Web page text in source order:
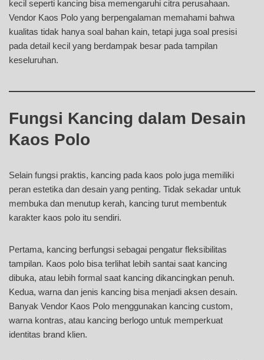
kecil seperti kancing bisa memengaruhi citra perusahaan.
Vendor Kaos Polo yang berpengalaman memahami bahwa
kualitas tidak hanya soal bahan kain, tetapi juga soal presisi
pada detail kecil yang berdampak besar pada tampilan
keseluruhan.
Fungsi Kancing dalam Desain
Kaos Polo
Selain fungsi praktis, kancing pada kaos polo juga memiliki
peran estetika dan desain yang penting. Tidak sekadar untuk
membuka dan menutup kerah, kancing turut membentuk
karakter kaos polo itu sendiri.
Pertama, kancing berfungsi sebagai pengatur fleksibilitas
tampilan. Kaos polo bisa terlihat lebih santai saat kancing
dibuka, atau lebih formal saat kancing dikancingkan penuh.
Kedua, warna dan jenis kancing bisa menjadi aksen desain.
Banyak Vendor Kaos Polo menggunakan kancing custom,
warna kontras, atau kancing berlogo untuk memperkuat
identitas brand klien.